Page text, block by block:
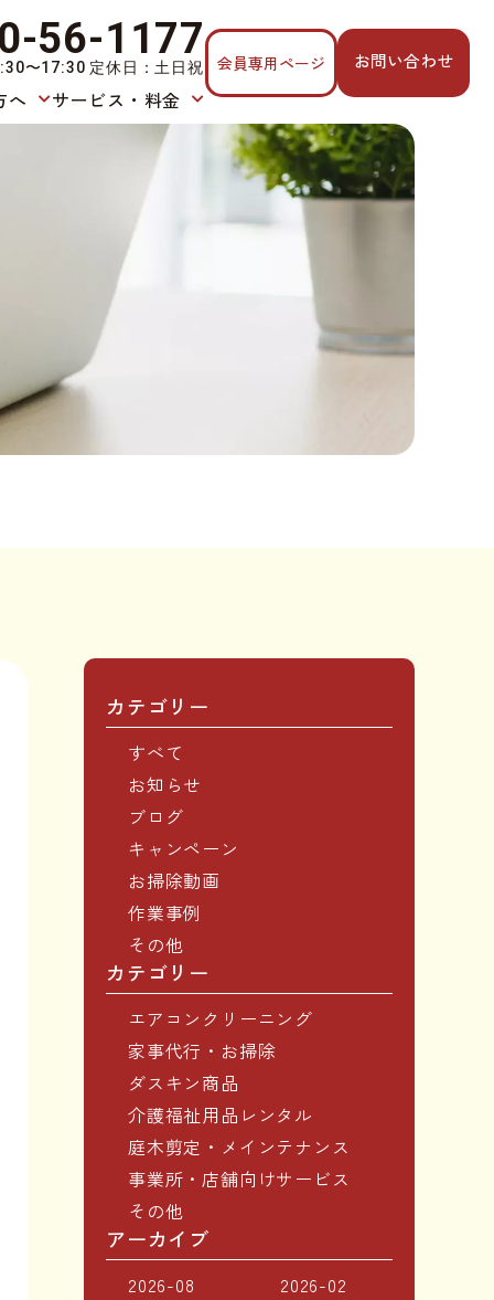
56-1177
〜17:30 定休日：土日祝
へ サービス・料金
会員専用ページ お問い合わせ
カテゴリー
すべて
お知らせ
ブログ
キャンペーン
お掃除動画
作業事例
その他
カテゴリー
エアコンクリーニング
家事代行・お掃除
ダスキン商品
介護福祉用品レンタル
庭木剪定・メインテナンス
事業所・店舗向けサービス
その他
アーカイブ
2026-08
2026-02